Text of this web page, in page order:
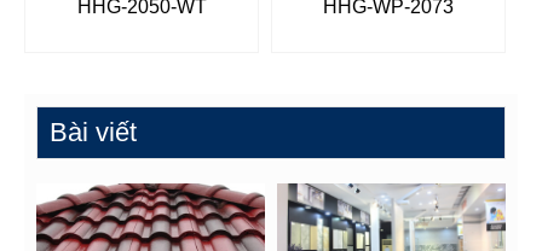
HHG-2050-WT HHG-WP-2073
Bài viết